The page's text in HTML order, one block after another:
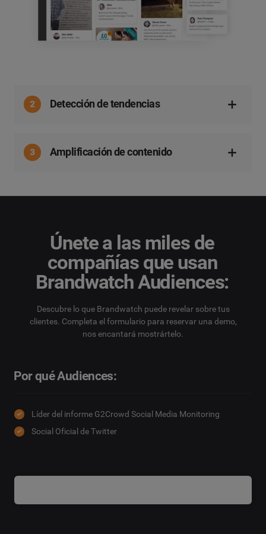
Detección de tendencias
Amplificación de contenido
Únete a las miles de
compañías que usan
Brandwatch Audiences:
Descubre lo que Brandwatch puede revelar sobre tus
clientes. Completa el formulario para reservar una demo,
nos encantará mostrártelo.
Por qué Audiences:
Líder del informe G2Crowd Social Media Monitoring
Social Oficial de Twitter